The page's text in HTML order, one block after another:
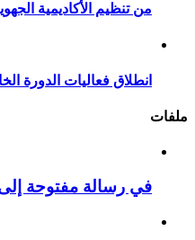
من تنظيم الأكاديمية
انطلاق فعاليات الدورة
ملفات
في رسالة مفتوحة إلى